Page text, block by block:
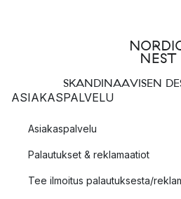
SKANDINAAVISEN
ASIAKASPALVELU
Asiakaspalvelu
Palautukset & reklamaatiot
Tee ilmoitus palautuksesta/